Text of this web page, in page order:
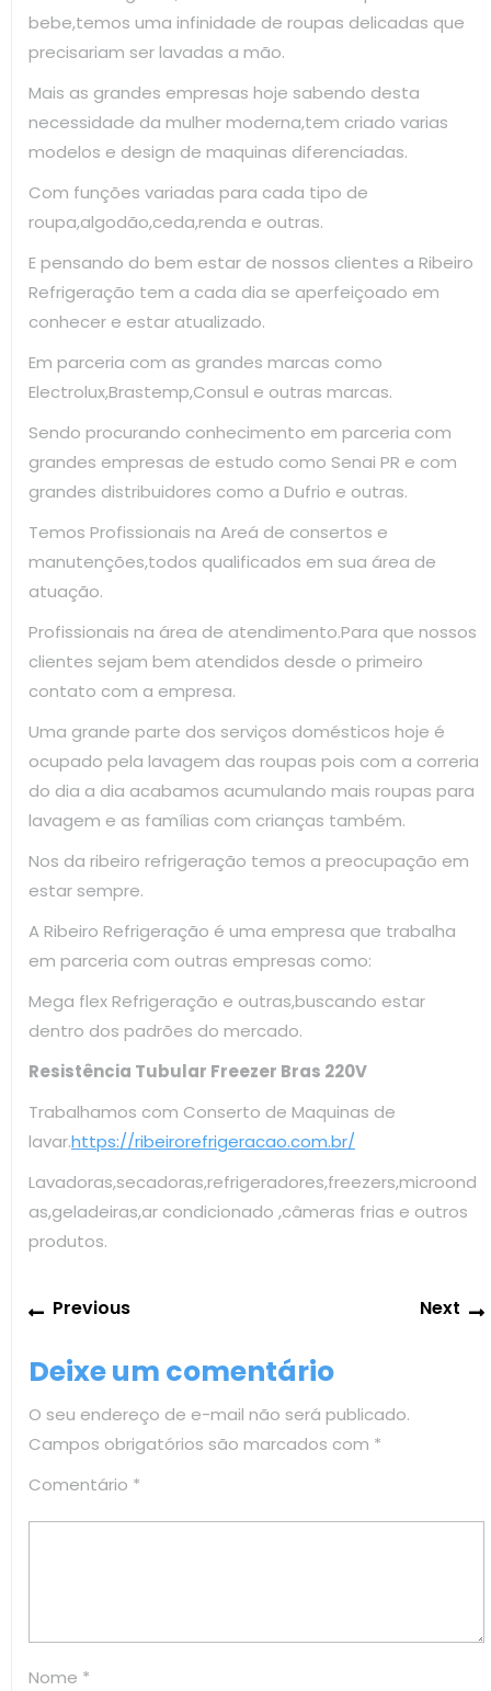
bebe,temos uma infinidade de roupas delicadas que
precisariam ser lavadas a mão.
Mais as grandes empresas hoje sabendo desta
necessidade da mulher moderna,tem criado varias
modelos e design de maquinas diferenciadas.
Com funções variadas para cada tipo de
roupa,algodão,ceda,renda e outras.
E pensando do bem estar de nossos clientes a Ribeiro
Refrigeração tem a cada dia se aperfeiçoado em
conhecer e estar atualizado.
Em parceria com as grandes marcas como
Electrolux,Brastemp,Consul e outras marcas.
Sendo procurando conhecimento em parceria com
grandes empresas de estudo como Senai PR e com
grandes distribuidores como a Dufrio e outras.
Temos Profissionais na Areá de consertos e
manutenções,todos qualificados em sua área de
atuação.
Profissionais na área de atendimento.Para que nossos
clientes sejam bem atendidos desde o primeiro
contato com a empresa.
Uma grande parte dos serviços domésticos hoje é
ocupado pela lavagem das roupas pois com a correria
do dia a dia acabamos acumulando mais roupas para
lavagem e as famílias com crianças também.
Nos da ribeiro refrigeração temos a preocupação em
estar sempre.
A Ribeiro Refrigeração é uma empresa que trabalha
em parceria com outras empresas como:
Mega flex Refrigeração e outras,buscando estar
dentro dos padrões do mercado.
Resistência Tubular Freezer Bras 220V
Trabalhamos com Conserto de Maquinas de
lavar.https://ribeirorefrigeracao.com.br/
Lavadoras,secadoras,refrigeradores,freezers,microond
as,geladeiras,ar condicionado ,câmeras frias e outros
produtos.
Navegação
de
Post
PreviousPrevious
Next
Deixe um comentário
O seu endereço de e-mail não será publicado.
Campos obrigatórios são marcados com *
Comentário *
Nome *